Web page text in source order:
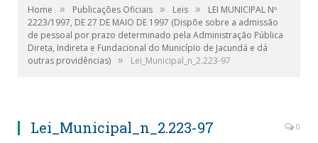
Home » Publicações Oficiais » Leis »
LEI MUNICIPAL Nº
2223/1997, DE 27 DE MAIO DE 1997 (Dispõe sobre a admissão
de pessoal por prazo determinado pela Administração Pública
Direta, Indireta e Fundacional do Município de Jacundá e dá
outras providências) » Lei_Municipal_n_2.223-97
Lei_Municipal_n_2.223-97 0